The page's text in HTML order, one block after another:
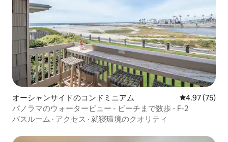
オーシャンサイドのコンドミニアム レビュー75
4.97 (75)
パノラマのウォータービュー - ビーチまで数歩 - F-2
バスルーム · アクセス · 就寝環境のクオリティ